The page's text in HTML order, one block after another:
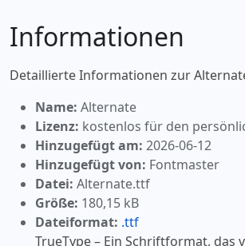
Informationen
Detaillierte Informationen zur
Name: Alternate
Lizenz: kostenlos für den
Hinzugefügt am: 2026-06-12
Hinzugefügt von: Fontmaster
Datei: Alternate.ttf
Größe: 180,15 kB
Dateiformat: .ttf
TrueType – Ein Schriftformat, das